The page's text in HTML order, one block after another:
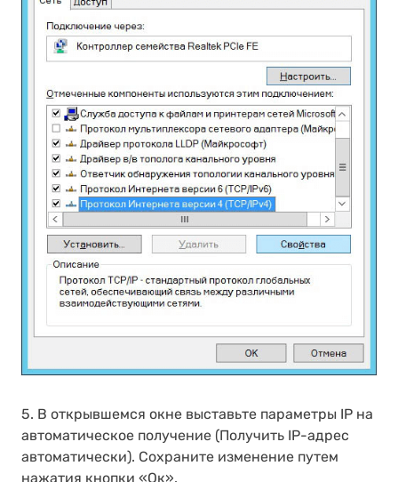
5. В открывшемся окне выставьте параметры IP на
автоматическое получение (Получить IP-адрес
автоматически). Сохраните изменение путем
нажатия кнопки «Ок».